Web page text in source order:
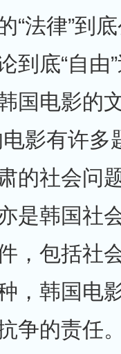
“法律”到
到底“自由
国电影的
影有许多
的社会问
是韩国社
，包括社
，韩国电
争的责任